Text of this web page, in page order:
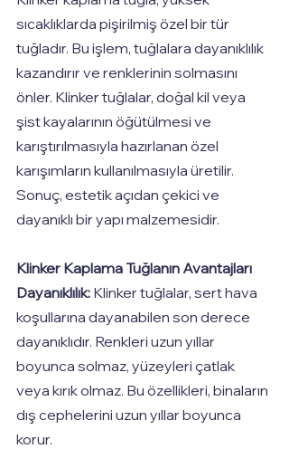
sıcaklıklarda pişirilmiş özel bir tür
tuğladır. Bu işlem, tuğlalara dayanıklılık
kazandırır ve renklerinin solmasını
önler. Klinker tuğlalar, doğal kil veya
şist kayalarının öğütülmesi ve
karıştırılmasıyla hazırlanan özel
karışımların kullanılmasıyla üretilir.
Sonuç, estetik açıdan çekici ve
dayanıklı bir yapı malzemesidir.
Klinker Kaplama Tuğlanın Avantajları
Dayanıklılık: Klinker tuğlalar, sert hava
koşullarına dayanabilen son derece
dayanıklıdır. Renkleri uzun yıllar
boyunca solmaz, yüzeyleri çatlak
veya kırık olmaz. Bu özellikleri, binaların
dış cephelerini uzun yıllar boyunca
korur.